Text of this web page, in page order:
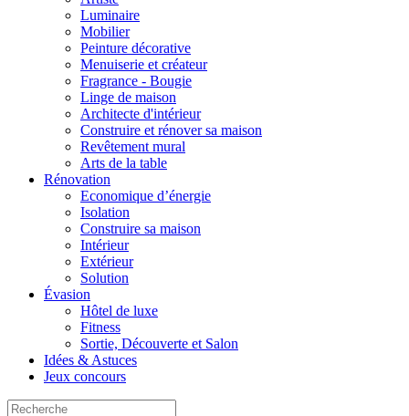
Luminaire
Mobilier
Peinture décorative
Menuiserie et créateur
Fragrance - Bougie
Linge de maison
Architecte d'intérieur
Construire et rénover sa maison
Revêtement mural
Arts de la table
Rénovation
Economique d’énergie
Isolation
Construire sa maison
Intérieur
Extérieur
Solution
Évasion
Hôtel de luxe
Fitness
Sortie, Découverte et Salon
Idées & Astuces
Jeux concours